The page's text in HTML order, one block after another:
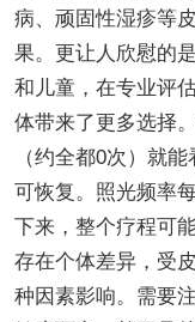
病、顽固性湿疹等
果。更让人欣慰的
和儿童，在专业评
体带来了更多选择
（约全都0次）就
可恢复。照光频率
下来，整个疗程可
存在个体差异，受
种因素影响。需要